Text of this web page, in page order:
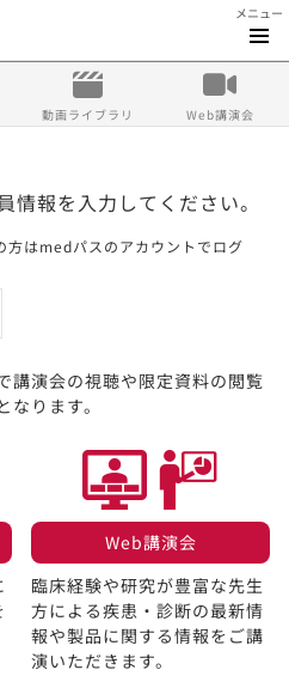
メニュー
動画ライブラリ Web講演会
情報を入力してください。
はmedパスのアカウントでログ
講演会の視聴や限定資料の閲覧
なります。
Web講演会​
臨床経験や研究が豊富な先生
方による疾患・診断の最新情
報や製品に関する情報をご講
演いただきます。